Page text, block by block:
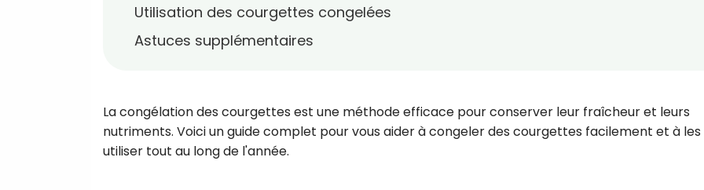
Utilisation des courgettes congelées
Astuces supplémentaires
La congélation des courgettes est une méthode efficace pour conserver leur fraîcheur et leurs
nutriments. Voici un guide complet pour vous aider à congeler des courgettes facilement et à les
utiliser tout au long de l'année.